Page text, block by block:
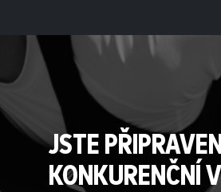
JSTE
KONKURENČNÍ